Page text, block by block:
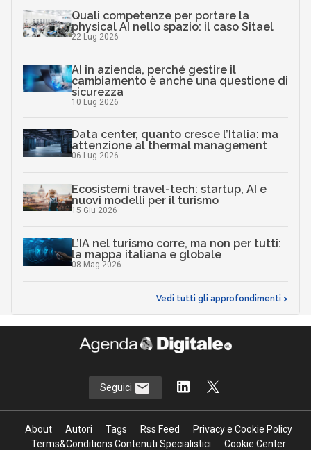
Quali competenze per portare la
physical AI nello spazio: il caso Sitael
22 Lug 2026
AI in azienda, perché gestire il
cambiamento è anche una questione di
sicurezza
10 Lug 2026
Data center, quanto cresce l’Italia: ma
attenzione al thermal management
06 Lug 2026
Ecosistemi travel-tech: startup, AI e
nuovi modelli per il turismo
15 Giu 2026
L’IA nel turismo corre, ma non per tutti:
la mappa italiana e globale
08 Mag 2026
Vedi tutti gli approfondimenti >
Seguici
About Autori Tags Rss Feed
Privacy e Cookie Policy
Terms&Conditions Contenuti Specialistici
Cookie Center